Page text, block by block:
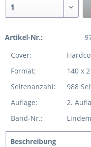
Artikel-Nr.:
Cover:
Format:
140 x
Seitenanzahl:
988
Auflage:
2.
Band-Nr.:
Beschreibung